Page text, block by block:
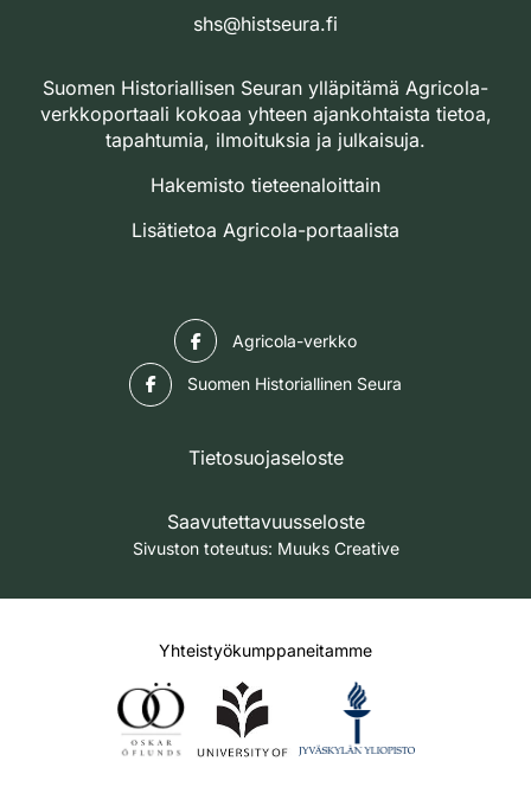
shs@histseura.fi
Suomen Historiallisen Seuran ylläpitämä Agricola-
verkkoportaali kokoaa yhteen ajankohtaista tietoa,
tapahtumia, ilmoituksia ja julkaisuja.
Hakemisto tieteenaloittain
Lisätietoa Agricola-portaalista
Agricola-verkko
Suomen Historiallinen Seura
Tietosuojaseloste
Saavutettavuusseloste
Sivuston toteutus: Muuks Creative
Yhteistyökumppaneitamme